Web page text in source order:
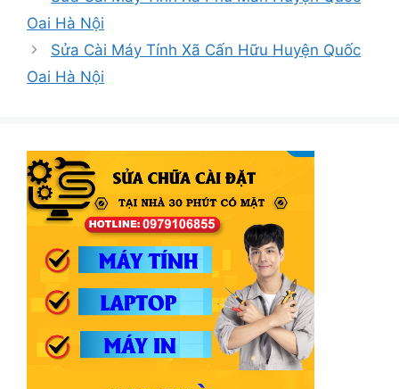
Oai Hà Nội
Sửa Cài Máy Tính Xã Cấn Hữu Huyện Quốc
Oai Hà Nội